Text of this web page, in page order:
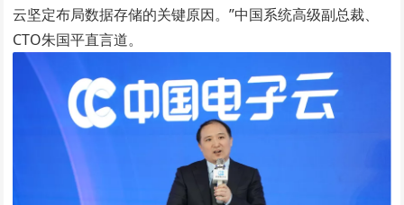
云坚定布局数据存储的关键原因。”中国系统高级副总裁、
CTO朱国平直言道。